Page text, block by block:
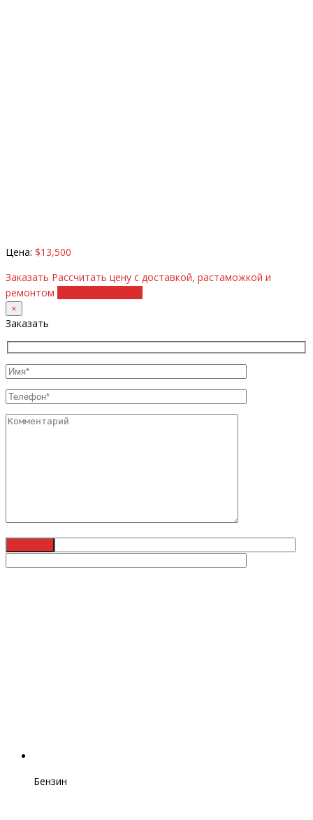
Цена: $13,500
Заказать Рассчитать цену с доставкой, растаможкой и
ремонтом
×
Заказать
Бензин